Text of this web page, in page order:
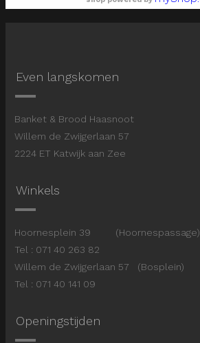
Even langskomen
Banket & Brood Haasnoot
Willem de Zwijgerlaan 57
2224 ET Katwijk aan Zee
Winkels
Hoornesplein 39 (Hoornespassage)
Tel : 071 40 263 82
Willem de Zwijgerlaan 57 (Bosplein)
Tel : 071 40 141 09
Openingstijden